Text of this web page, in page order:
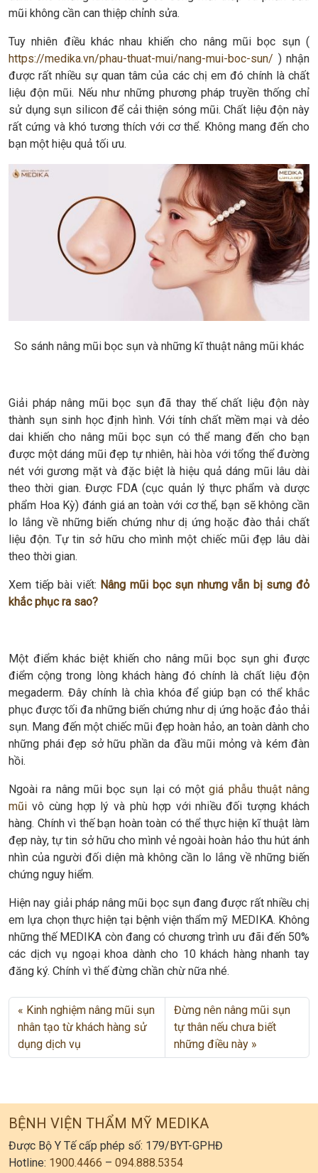
mũi không cần can thiệp chỉnh sửa.
Tuy nhiên điều khác nhau khiến cho nâng mũi bọc sụn (
https://medika.vn/phau-thuat-mui/nang-mui-boc-sun/ ) nhận
được rất nhiều sự quan tâm của các chị em đó chính là chất
liệu độn mũi. Nếu như những phương pháp truyền thống chỉ
sử dụng sụn silicon để cải thiện sóng mũi. Chất liệu độn này
rất cứng và khó tương thích với cơ thể. Không mang đến cho
bạn một hiệu quả tối ưu.
So sánh nâng mũi bọc sụn và những kĩ thuật nâng mũi khác
Giải pháp nâng mũi bọc sụn đã thay thế chất liệu độn này
thành sụn sinh học định hình. Với tính chất mềm mại và dẻo
dai khiến cho nâng mũi bọc sụn có thể mang đến cho bạn
được một dáng mũi đẹp tự nhiên, hài hòa với tổng thể đường
nét với gương mặt và đặc biệt là hiệu quả dáng mũi lâu dài
theo thời gian. Được FDA (cục quản lý thực phẩm và dược
phẩm Hoa Kỳ) đánh giá an toàn với cơ thể, bạn sẽ không cần
lo lắng về những biến chứng như dị ứng hoặc đào thải chất
liệu độn. Tự tin sở hữu cho mình một chiếc mũi đẹp lâu dài
theo thời gian.
Xem tiếp bài viết: Nâng mũi bọc sụn nhưng vẫn bị sưng đỏ
khắc phục ra sao?
Một điểm khác biệt khiến cho nâng mũi bọc sụn ghi được
điểm cộng trong lòng khách hàng đó chính là chất liệu độn
megaderm. Đây chính là chìa khóa để giúp bạn có thể khắc
phục được tối đa những biến chứng như dị ứng hoặc đảo thải
sụn. Mang đến một chiếc mũi đẹp hoàn hảo, an toàn dành cho
những phái đẹp sở hữu phần da đầu mũi mỏng và kém đàn
hồi.
Ngoài ra nâng mũi bọc sụn lại có mộtgiá phẫu thuật nâng
mũi vô cùng hợp lý và phù hợp với nhiều đối tượng khách
hàng. Chính vì thế bạn hoàn toàn có thể thực hiện kĩ thuật làm
đẹp này, tự tin sở hữu cho mình vẻ ngoài hoàn hảo thu hút ánh
nhìn của người đối diện mà không cần lo lắng về những biến
chứng nguy hiểm.
Hiện nay giải pháp nâng mũi bọc sụn đang được rất nhiều chị
em lựa chọn thực hiện tại bệnh viện thẩm mỹ MEDIKA. Không
những thế MEDIKA còn đang có chương trình ưu đãi đến 50%
các dịch vụ ngoại khoa dành cho 10 khách hàng nhanh tay
đăng ký. Chính vì thế đừng chần chừ nữa nhé.
Kinh nghiệm nâng mũi sụn
nhân tạo từ khách hàng sử
dụng dịch vụ
Đừng nên nâng mũi sụn
tự thân nếu chưa biết
những điều này
BỆNH VIỆN THẨM MỸ MEDIKA
Được Bộ Y Tế cấp phép số: 179/BYT-GPHĐ
Hotline: 1900.4466 – 094.888.5354